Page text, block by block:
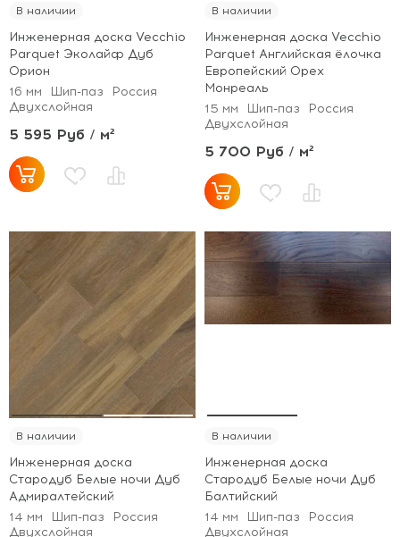
В наличии
Инженерная доска Vecchio
Parquet Эколайф Дуб
Орион
16 мм
Шип-паз
Россия
Двухслойная
5 595 Руб / м²
В наличии
Инженерная доска Vecchio
Parquet Английская ёлочка
Европейский Орех
Монреаль
15 мм
Шип-паз
Россия
Двухслойная
5 700 Руб / м²
В наличии
Инженерная доска
Стародуб Белые ночи Дуб
Адмиралтейский
14 мм
Шип-паз
Россия
Двухслойная
В наличии
Инженерная доска
Стародуб Белые ночи Дуб
Балтийский
14 мм
Шип-паз
Россия
Двухслойная